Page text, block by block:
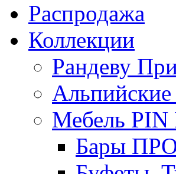
Распродажа
Коллекции
Рандеву
Мебель
Бары